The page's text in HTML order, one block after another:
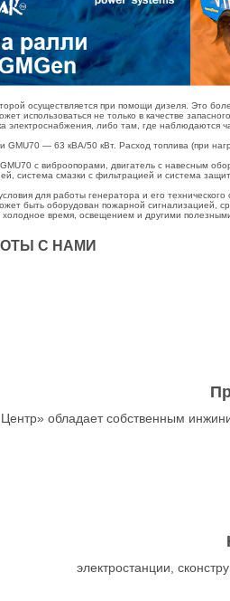
осуществляется при помощи дизеля. Это
использоваться не только в качестве
электроснабжения, либо там, где наблюдаются
GMU70 — 63 кВА/50 кВт. Расход топлива (при
с виброопорами, двигатель с навесным
система смазки с фильтрацией и система
для работы генератора и его
быть оборудован пожарной сигнализацией,
холодное время, освещением и другими
С НАМИ
обладает собственным
электростанции,